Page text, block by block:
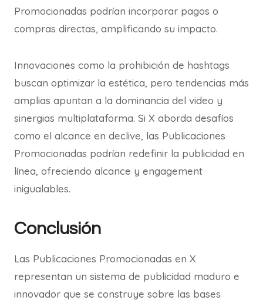
Promocionadas podrían incorporar pagos o
compras directas, amplificando su impacto.
Innovaciones como la prohibición de hashtags
buscan optimizar la estética, pero tendencias más
amplias apuntan a la dominancia del video y
sinergias multiplataforma. Si X aborda desafíos
como el alcance en declive, las Publicaciones
Promocionadas podrían redefinir la publicidad en
línea, ofreciendo alcance y engagement
inigualables.
Conclusión
Las Publicaciones Promocionadas en X
representan un sistema de publicidad maduro e
innovador que se construye sobre las bases